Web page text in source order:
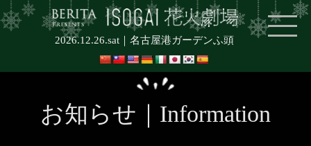
2026.12.26.sat｜名古屋港ガーデンふ頭
お知らせ｜Information